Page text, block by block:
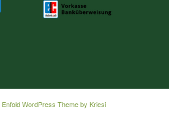
Enfold WordPress Theme by Kriesi